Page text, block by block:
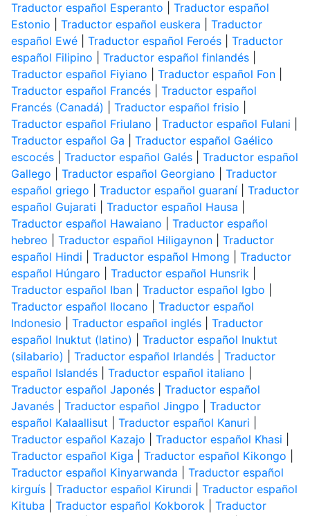
Traductor español Esperanto
Traductor español
Estonio
Traductor español euskera
Traductor
español Ewé| Traductor español Feroés| Traductor
español Filipino
Traductor español finlandés|
Traductor español Fiyiano
Traductor español Fon|
Traductor español Francés| Traductor español
Francés (Canadá)
Traductor español frisio
Traductor español Friulano
Traductor español Fulani
Traductor español Ga
Traductor español Gaélico
escocés| Traductor español Galés| Traductor español
Gallego
Traductor español Georgiano
Traductor
español griego
Traductor español guaraní| Traductor
español Gujarati
Traductor español Hausa
Traductor español Hawaiano
Traductor español
hebreo
Traductor español Hiligaynon| Traductor
español Hindi
Traductor español Hmong
Traductor
español Húngaro
Traductor español Hunsrik|
Traductor español Iban| Traductor español Igbo
Traductor español Ilocano
Traductor español
Indonesio
Traductor español inglés| Traductor
español Inuktut (latino)
Traductor español Inuktut
(silabario)
Traductor español Irlandés| Traductor
español Islandés| Traductor español italiano
Traductor español Japonés| Traductor español
Javanés| Traductor español Jingpo
Traductor
español Kalaallisut
Traductor español Kanuri
Traductor español Kazajo
Traductor español Khasi
Traductor español Kiga
Traductor español Kikongo
Traductor español Kinyarwanda
Traductor español
kirguís| Traductor español Kirundi
Traductor español
Kituba
Traductor español Kokborok| Traductor